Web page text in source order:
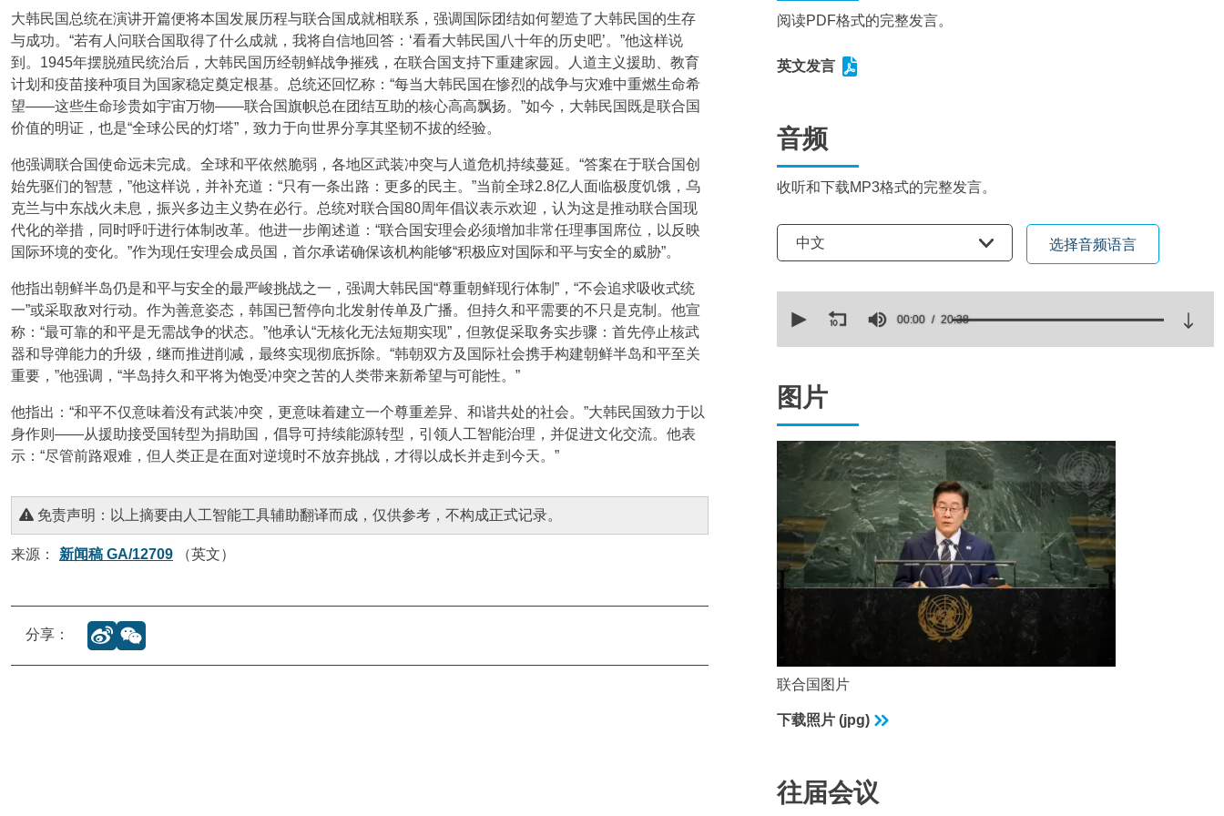
大韩民国总统在演讲开篇便将本国发展历程与联合国成就相联系，强调国际团结如何塑造了大韩民国的生存
与成功。“若有人问联合国取得了什么成就，我将自信地回答：‘看看大韩民国八十年的历史吧’。”他这样说
到。1945年摆脱殖民统治后，大韩民国历经朝鲜战争摧残，在联合国支持下重建家园。人道主义援助、教育
计划和疫苗接种项目为国家稳定奠定根基。总统还回忆称：“每当大韩民国在惨烈的战争与灾难中重燃生命希
望——这些生命珍贵如宇宙万物——联合国旗帜总在团结互助的核心高高飘扬。”如今，大韩民国既是联合国
价值的明证，也是“全球公民的灯塔”，致力于向世界分享其坚韧不拔的经验。
他强调联合国使命远未完成。全球和平依然脆弱，各地区武装冲突与人道危机持续蔓延。“答案在于联合国创
始先驱们的智慧，”他这样说，并补充道：“只有一条出路：更多的民主。”当前全球2.8亿人面临极度饥饿，乌
克兰与中东战火未息，振兴多边主义势在必行。总统对联合国80周年倡议表示欢迎，认为这是推动联合国现
代化的举措，同时呼吁进行体制改革。他进一步阐述道：“联合国安理会必须增加非常任理事国席位，以反映
国际环境的变化。”作为现任安理会成员国，首尔承诺确保该机构能够“积极应对国际和平与安全的威胁”。
他指出朝鲜半岛仍是和平与安全的最严峻挑战之一，强调大韩民国“尊重朝鲜现行体制”，“不会追求吸收式统
一”或采取敌对行动。作为善意姿态，韩国已暂停向北发射传单及广播。但持久和平需要的不只是克制。他宣
称：“最可靠的和平是无需战争的状态。”他承认“无核化无法短期实现”，但敦促采取务实步骤：首先停止核武
器和导弹能力的升级，继而推进削减，最终实现彻底拆除。“韩朝双方及国际社会携手构建朝鲜半岛和平至关
重要，”他强调，“半岛持久和平将为饱受冲突之苦的人类带来新希望与可能性。”
他指出：“和平不仅意味着没有武装冲突，更意味着建立一个尊重差异、和谐共处的社会。”大韩民国致力于以
身作则——从援助接受国转型为捐助国，倡导可持续能源转型，引领人工智能治理，并促进文化交流。他表
示：“尽管前路艰难，但人类正是在面对逆境时不放弃挑战，才得以成长并走到今天。”
免责声明：以上摘要由人工智能工具辅助翻译而成，仅供参考，不构成正式记录。
来源： 新闻稿 GA/12709 （英文）
分享：
阅读PDF格式的完整发言。
英文发言
音频
收听和下载MP3格式的完整发言。
选择语言
中文 选择音频语言
seconds
seconds
90%
00:00 20:38
图片
联合国图片
下载照片 (jpg)
往届会议